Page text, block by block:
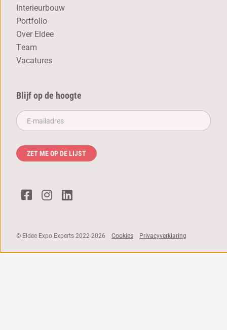
Interieurbouw
Portfolio
Over Eldee
Team
Vacatures
Blijf op de hoogte
E-mailadres**
ZET ME OP DE LIJST
© Eldee Expo Experts 2022-2026 Cookies Privacyverklaring